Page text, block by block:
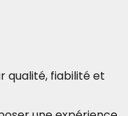
qualité, fiabilité et